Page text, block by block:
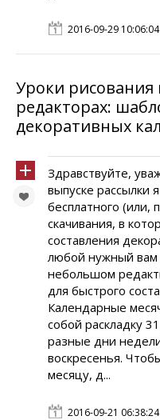
2016-09-29 10:06:04
Уроки
редакторах:
декоративных
Здравствуйте,
выпуске рассылки
бесплатного (или,
скачивания, в
составления
любой нужный вам
небольшом
для быстрого
Календарные
собой раскладку
разные дни
воскресенья.
месяцу, д...
2016-09-21 06:38:24